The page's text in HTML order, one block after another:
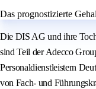
Das prognostizierte
Die DIS AG und ihre
sind Teil der Adecco
Personaldienstleistern
von Fach- und